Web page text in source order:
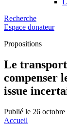
Recherche
Espace donateur
Propositions
Le
compenser
issue
Publié le 26
Accueil